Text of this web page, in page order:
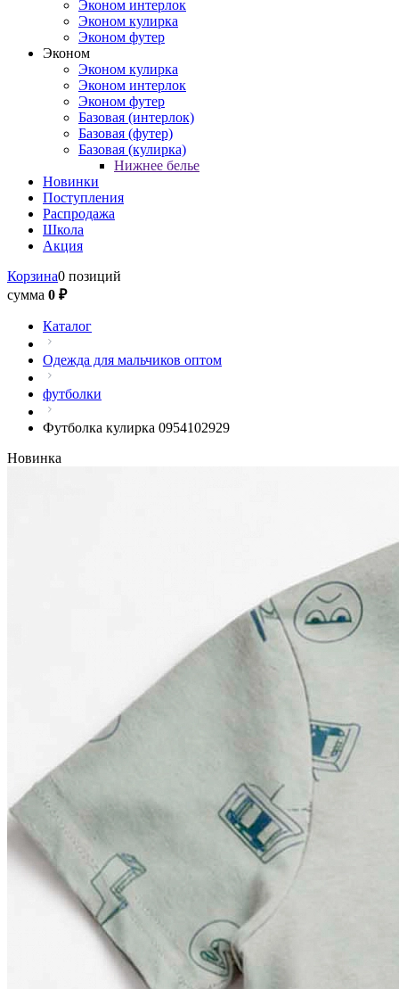
Эконом интерлок
Эконом кулирка
Эконом футер
Эконом
Эконом кулирка
Эконом интерлок
Эконом футер
Базовая (интерлок)
Базовая (футер)
Базовая (кулирка)
Нижнее белье
Новинки
Поступления
Распродажа
Школа
Акция
Корзина0 позиций
сумма 0 ₽
Каталог
Одежда для мальчиков оптом
футболки
Футболка кулирка 0954102929
Новинка